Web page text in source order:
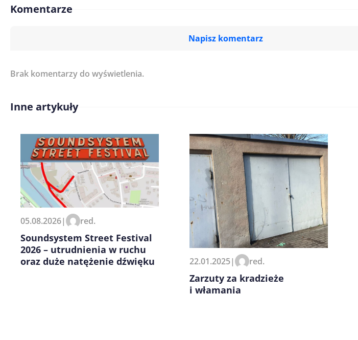
Komentarze
Napisz komentarz
Imię/ Nick*
Zapamiętaj moje dane w tej przeglądarce podczas pisania
kolejnych komentarzy.
Brak komentarzy do wyświetlenia.
Inne artykuły
05.08.2026| red.
Soundsystem Street Festival
2026 – utrudnienia w ruchu
oraz duże natężenie dźwięku
22.01.2025| red.
Zarzuty za kradzieże
i włamania